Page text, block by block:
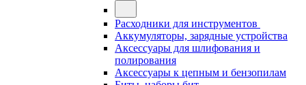
Расходники для инструментов
Аккумуляторы, зарядные устройства
Аксессуары для шлифования и
полирования
Аксессуары к цепным и бензопилам